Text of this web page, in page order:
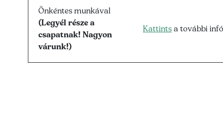
Önkéntes munkával
(Legyél része a
csapatnak! Nagyon
várunk!)
Kattints a további